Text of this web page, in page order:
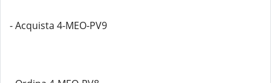
- Acquista 4-MEO-PV9